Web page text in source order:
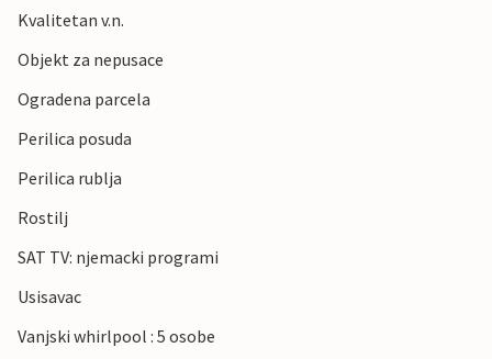
Kvalitetan v.n.
Objekt za nepusace
Ogradena parcela
Perilica posuda
Perilica rublja
Rostilj
SAT TV: njemacki programi
Usisavac
Vanjski whirlpool : 5 osobe